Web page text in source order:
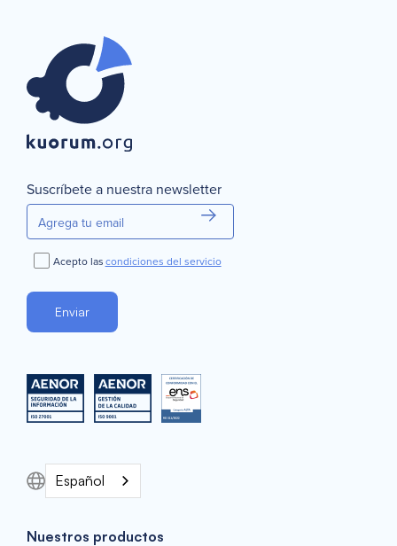
Suscríbete a nuestra newsletter
Acepto lascondiciones del servicio
Español
Nuestros productos